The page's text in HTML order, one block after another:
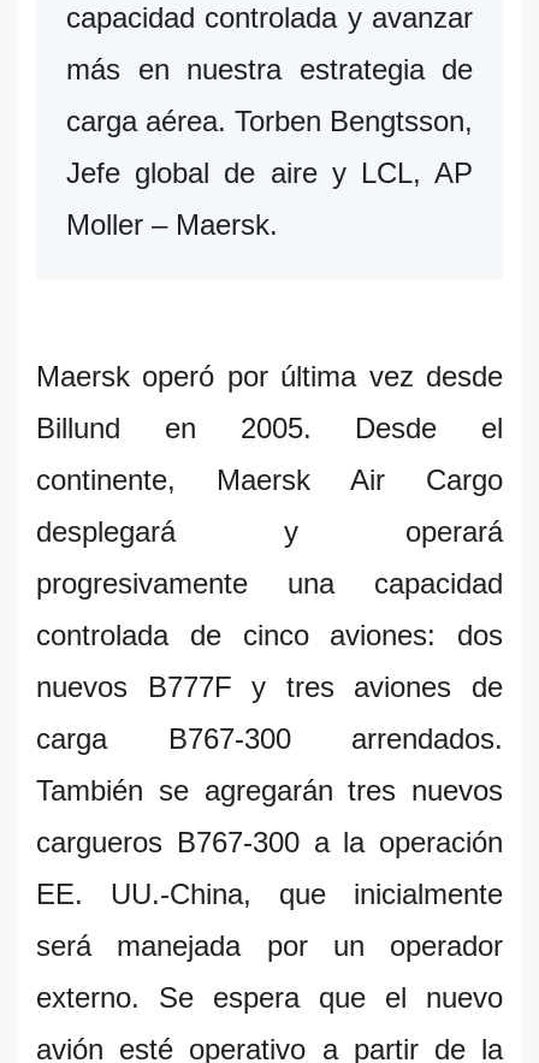
capacidad controlada y avanzar
más en nuestra estrategia de
carga aérea. Torben Bengtsson,
Jefe global de aire y LCL, AP
Moller – Maersk.
Maersk operó por última vez desde
Billund en 2005. Desde el
continente, Maersk Air Cargo
desplegará y operará
progresivamente una capacidad
controlada de cinco aviones: dos
nuevos B777F y tres aviones de
carga B767-300 arrendados.
También se agregarán tres nuevos
cargueros B767-300 a la operación
EE. UU.-China, que inicialmente
será manejada por un operador
externo. Se espera que el nuevo
avión esté operativo a partir de la